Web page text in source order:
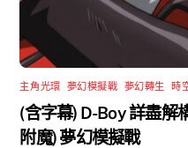
主角光環 夢幻模擬戰 夢幻轉生 時
(含字幕) D-Boy 詳盡解
附魔) 夢幻模擬戰